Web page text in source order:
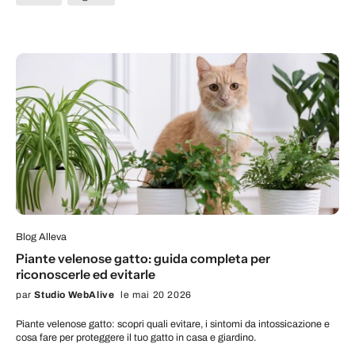
Blog Alleva
Piante velenose gatto: guida completa per
riconoscerle ed evitarle
parStudio WebAlive le mai 20 2026
Piante velenose gatto: scopri quali evitare, i sintomi da intossicazione e
cosa fare per proteggere il tuo gatto in casa e giardino.